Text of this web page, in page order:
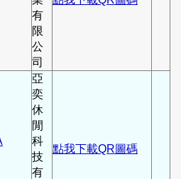
有
限
公
司
亞
奕
休
閒
科
技
有
點我下載QR圖碼